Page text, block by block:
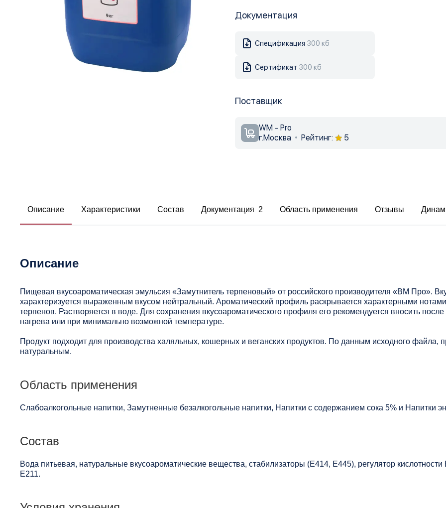
Документация
Спецификация 300 кб
Сертификат 300 кб
Поставщик
WM - Pro
г.Москва
Рейтинг: 5
Описание Характеристики Состав Документация 2 Область применения Отзывы
Описание
Пищевая вкусоароматическая эмульсия «Замутнитель терпеновый» от российского производителя «ВМ Про».
характеризуется выраженным вкусом нейтральный. Ароматический профиль раскрывается характерными
терпенов. Растворяется в воде. Для сохранения вкусоароматического профиля его рекомендуется вносить
нагрева или при минимально возможной температуре.
Продукт подходит для производства халяльных, кошерных и веганских продуктов. По данным исходного файла,
натуральным.
Область применения
Слабоалкогольные напитки, Замутненные безалкогольные напитки, Напитки с содержанием сока 5% и Напитки
Состав
Вода питьевая, натуральные вкусоароматические вещества, стабилизаторы (Е414, Е445), регулятор кислотности
Е211.